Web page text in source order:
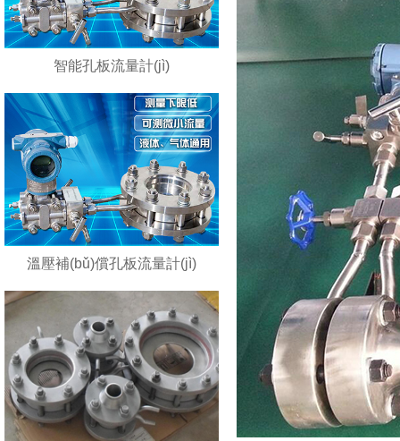
智能孔板流量計(jì)
溫壓補(bǔ)償孔板流量計(jì)